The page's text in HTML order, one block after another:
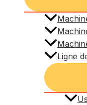
Ligne